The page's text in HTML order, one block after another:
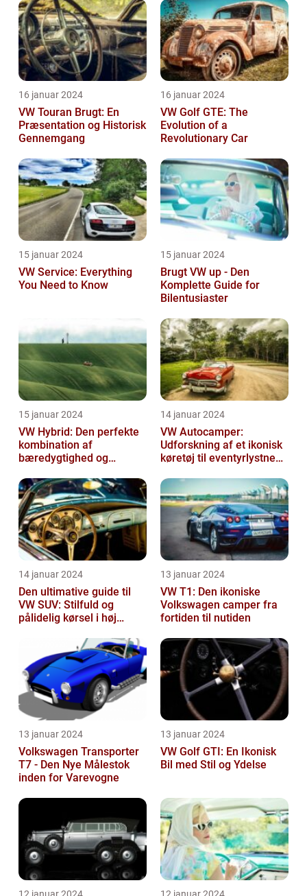
16 januar 2024
VW Touran Brugt: En
Præsentation og Historisk
Gennemgang
16 januar 2024
VW Golf GTE: The
Evolution of a
Revolutionary Car
15 januar 2024
VW Service: Everything
You Need to Know
15 januar 2024
Brugt VW up - Den
Komplette Guide for
Bilentusiaster
15 januar 2024
VW Hybrid: Den perfekte
kombination af
bæredygtighed og
14 januar 2024
VW Autocamper:
Udforskning af et ikonisk
køretøj til eventyrlystne
14 januar 2024
Den ultimative guide til
VW SUV: Stilfuld og
pålidelig kørsel i høj
13 januar 2024
VW T1: Den ikoniske
Volkswagen camper fra
fortiden til nutiden
13 januar 2024
Volkswagen Transporter
T7 - Den Nye Målestok
inden for Varevogne
13 januar 2024
VW Golf GTI: En Ikonisk
Bil med Stil og Ydelse